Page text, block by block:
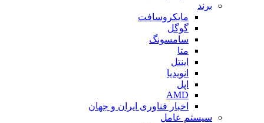
برند
مایکروسافت
گوگل
سامسونگ
متا
اینتل
انویدیا
اپل
AMD
اخبار فناوری ایران و جهان
سیستم عامل